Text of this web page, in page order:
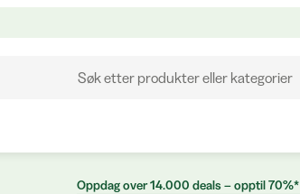
Søk etter produkter eller kategorier
Oppdag over 14.000 deals – opptil 70%*